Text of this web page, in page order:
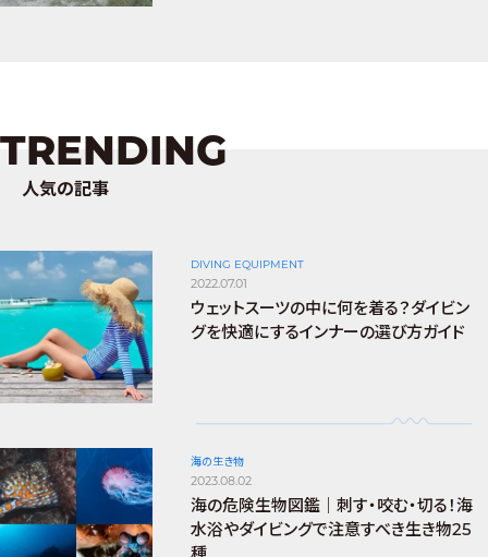
TRENDING
人気の記事
DIVING EQUIPMENT
2022.07.01
ウェットスーツの中に何を着る？ダイビン
グを快適にするインナーの選び方ガイド
海の生き物
2023.08.02
海の危険生物図鑑｜刺す・咬む・切る！海
水浴やダイビングで注意すべき生き物25
種